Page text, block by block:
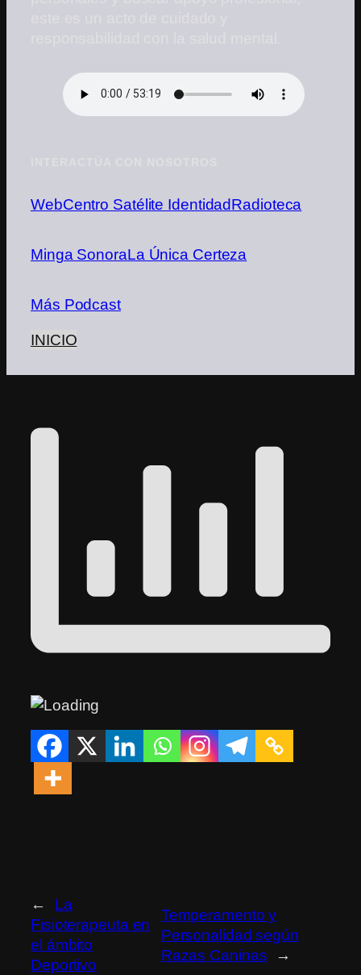
WebCentro Satélite IdentidadRadioteca
Minga SonoraLa Única Certeza
Más Podcast
INICIO
←
La
Fisioterapeuta en
el ámbito
Deportivo
Temperamento y
Personalidad según
Razas Caninas
→